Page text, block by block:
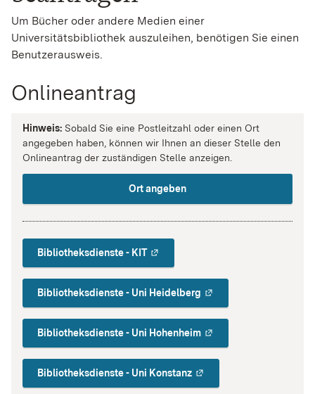
Um Bücher oder andere Medien einer
Universitätsbibliothek auszuleihen, benötigen Sie einen
Benutzerausweis.
Onlineantrag
Hinweis: Sobald Sie eine Postleitzahl oder einen Ort
angegeben haben, können wir Ihnen an dieser Stelle den
Onlineantrag der zuständigen Stelle anzeigen.
Ort angeben
Bibliotheksdienste - KIT
Bibliotheksdienste - Uni Heidelberg
Bibliotheksdienste - Uni Hohenheim
Bibliotheksdienste - Uni Konstanz